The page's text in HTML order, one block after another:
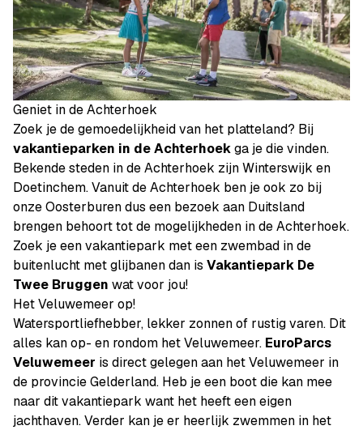
Geniet in de Achterhoek
Zoek je de gemoedelijkheid van het platteland? Bij
vakantieparken in de Achterhoekga je die vinden.
Bekende steden in de Achterhoek zijn Winterswijk en
Doetinchem. Vanuit de Achterhoek ben je ook zo bij
onze Oosterburen dus een bezoek aan Duitsland
brengen behoort tot de mogelijkheden in de Achterhoek.
Zoek je een vakantiepark met een zwembad in de
buitenlucht met glijbanen dan is Vakantiepark De
Twee Bruggen wat voor jou!
Het Veluwemeer op!
Watersportliefhebber, lekker zonnen of rustig varen. Dit
alles kan op- en rondom het Veluwemeer. EuroParcs
Veluwemeer is direct gelegen aan het Veluwemeer in
de provincie Gelderland. Heb je een boot die kan mee
naar dit vakantiepark want het heeft een eigen
jachthaven. Verder kan je er heerlijk zwemmen in het